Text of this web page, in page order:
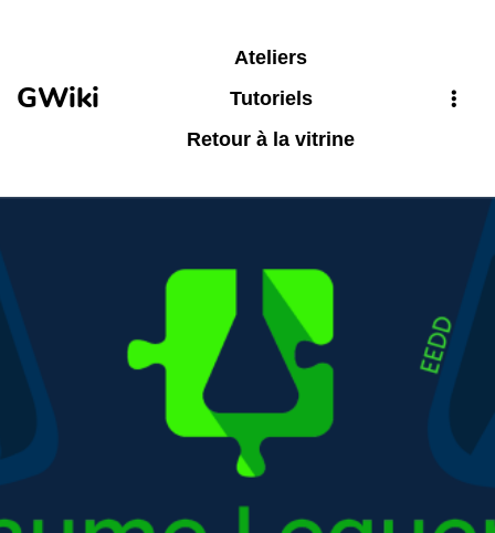
GWiki
Ateliers
Tutoriels
Retour à la vitrine